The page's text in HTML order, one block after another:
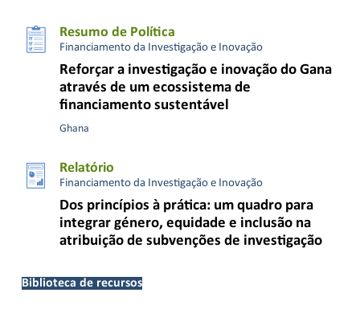
Resumo de Política
Financiamento da Investigação e Inovação
Reforçar a investigação e inovação do Gana
através de um ecossistema de
financiamento sustentável
Ghana
Relatório
Financiamento da Investigação e Inovação
Dos princípios à prática: um quadro para
integrar género, equidade e inclusão na
atribuição de subvenções de investigação
Biblioteca de recursos